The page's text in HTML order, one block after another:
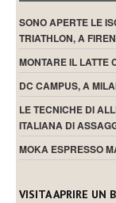
SONO APERTE LE
TRIATHLON, A
MONTARE IL LATTE
DC CAMPUS, A
LE TECNICHE DI
ITALIANA DI
MOKA ESPRESSO
VISITA APRIRE UN